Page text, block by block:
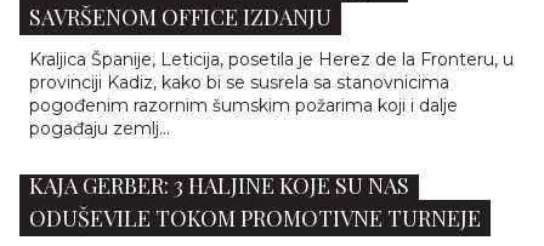
SAVRŠENOM OFFICE IZDANJU
Kraljica Španije, Leticija, posetila je Herez de la Fronteru, u
provinciji Kadiz, kako bi se susrela sa stanovnicima
pogođenim razornim šumskim požarima koji i dalje
pogađaju zemlj...
KAJA GERBER: 3 HALJINE KOJE SU NAS
ODUŠEVILE TOKOM PROMOTIVNE TURNEJE